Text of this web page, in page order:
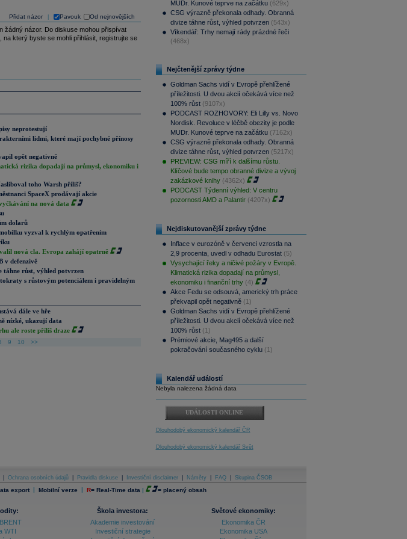
Přidat názor Pavouk Od nejnovějších
žádný názor. Do diskuse mohou přispívat
na který byste se mohli přihlásit, registrujte se
neprotestují
lidmi, které mají pochybné přínosy
opět negativně
rizika dopadají na průmysl, ekonomiku i
toho Warsh příliš?
SpaceX prodávají akcie
na nová data
dolarů
vyzval k rychlým opatřením
nová cla. Evropa zahájí opatrně
v defenzivě
táhne růst, výhled potvrzen
s růstovým potenciálem i pravidelným
dále ve hře
nízké, ukazují data
ale roste příliš draze
9 10 >>
MUDr. Kunové teprve na začátku (629x)
CSG výrazně překonala odhady. Obranná
divize táhne růst, výhled potvrzen (543x)
Víkendář: Trhy nemají rády prázdné řeči
(468x)
Nejčtenější zprávy týdne
Goldman Sachs vidí v Evropě přehlížené
příležitosti. U dvou akcií očekává více než
100% růst (9107x)
PODCAST ROZHOVORY: Eli Lilly vs. Novo
Nordisk. Revoluce v léčbě obezity je podle
MUDr. Kunové teprve na začátku (7162x)
CSG výrazně překonala odhady. Obranná
divize táhne růst, výhled potvrzen (5217x)
PREVIEW: CSG míří k dalšímu růstu.
Klíčové bude tempo obranné divize a vývoj
zakázkové knihy (4362x)
PODCAST Týdenní výhled: V centru
pozornosti AMD a Palantir (4207x)
Nejdiskutovanější zprávy týdne
Inflace v eurozóně v červenci vzrostla na
2,9 procenta, uvedl v odhadu Eurostat (5)
Vysychající řeky a ničivé požáry v Evropě.
Klimatická rizika dopadají na průmysl,
ekonomiku i finanční trhy (4)
Akce Fedu se odsouvá, americký trh práce
překvapil opět negativně (1)
Goldman Sachs vidí v Evropě přehlížené
příležitosti. U dvou akcií očekává více než
100% růst (1)
Prémiové akcie, Mag495 a další
pokračování současného cyklu (1)
Kalendář událostí
Nebyla nalezena žádná data
UDÁLOSTI ONLINE
Dlouhodobý ekonomický kalendář ČR
Dlouhodobý ekonomický kalendář Svět
Ochrana osobních údajů Pravidla diskuse Investiční disclaimer Náměty FAQ Skupina ČSOB
export | Mobilní verze | R= Real-Time data | = placený obsah
WTI
Škola investora:
Akademie investování
Investiční strategie
Světové ekonomiky:
Ekonomika ČR
Ekonomika USA